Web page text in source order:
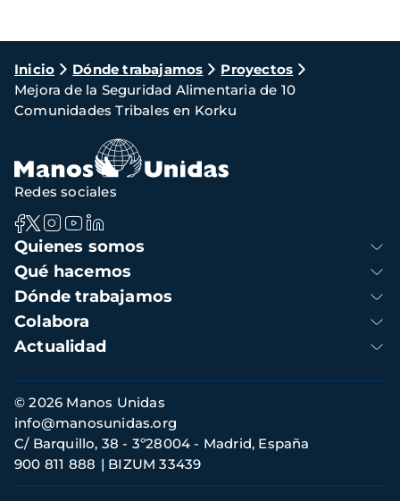
Ruta
de
navegación
Inicio Dónde trabajamos
Proyectos
Mejora de la Seguridad Alimentaria de 10
Comunidades Tribales en Korku
Navegación
principal
Quienes somos
Qué hacemos
Dónde trabajamos
Colabora
Actualidad
Redes sociales
Información
de
contacto
© 2026 Manos Unidas
C/ Barquillo, 38 - 3º28004 - Madrid, España
900 811 888
BIZUM 33439
info@manosunidas.org